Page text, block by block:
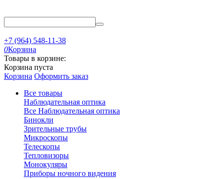
+7 (964) 548-11-38
0Корзина
Товары в корзине:
Корзина пуста
Корзина Оформить заказ
Все товары
Наблюдательная оптика
Все Наблюдательная оптика
Бинокли
Зрительные трубы
Микроскопы
Телескопы
Тепловизоры
Монокуляры
Приборы ночного видения